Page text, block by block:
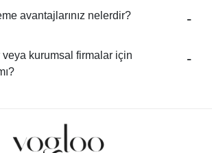
avantajlarınız nelerdir?
kurumsal firmalar için